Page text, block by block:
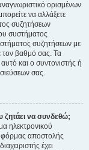
ορισμένων
να αλλάξετε
συζητήσεων
συστήματος
συζητήσεων με
τον βαθμό σας. Τα
και ο συντονιστής ή
σας.
ζητάει να συνδεθώ;
ηλεκτρονικού
φόρμας αποστολής
έχει